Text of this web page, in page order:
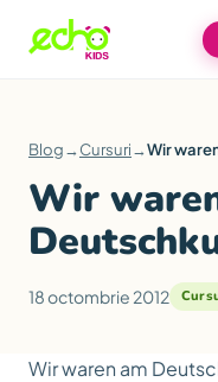
Blog→Cursuri→Wir
Wir
18 octombrie 2012
Wir waren am